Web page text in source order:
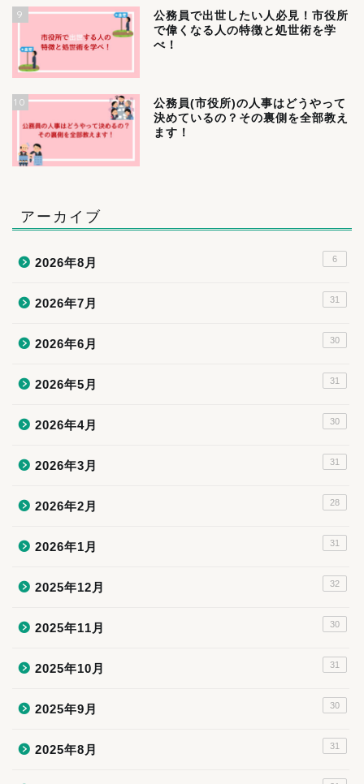
9
公務員で出世したい人必見！市役所
で偉くなる人の特徴と処世術を学
べ！
10
公務員(市役所)の人事はどうやって
決めているの？その裏側を全部教え
ます！
アーカイブ
2026年8月 6
2026年7月 31
2026年6月 30
2026年5月 31
2026年4月 30
2026年3月 31
2026年2月 28
2026年1月 31
2025年12月 32
2025年11月 30
2025年10月 31
2025年9月 30
2025年8月 31